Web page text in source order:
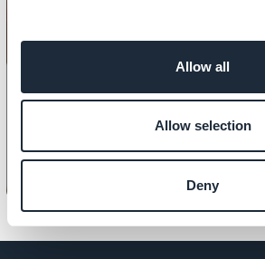
Allow all
Allow selection
Deny
INHALT
So zeigen Sie eine